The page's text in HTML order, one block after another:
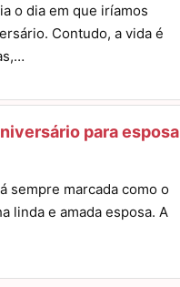
o dia em que iríamos
Contudo, a vida é
para esposa
sempre marcada como o
linda e amada esposa. A